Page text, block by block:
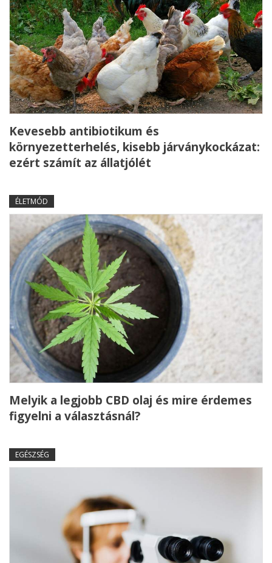
Kevesebb antibiotikum és
környezetterhelés, kisebb járványkockázat:
ezért számít az állatjólét
ÉLETMÓD
Melyik a legjobb CBD olaj és mire érdemes
figyelni a választásnál?
EGÉSZSÉG